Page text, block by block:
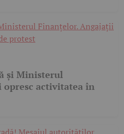
și Ministerul
activitatea în